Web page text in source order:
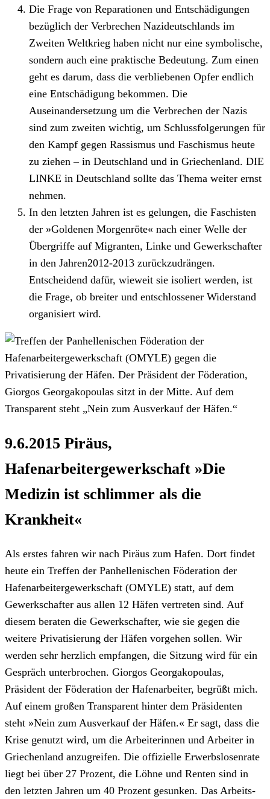
Die Frage von Reparationen und Entschädigungen
bezüglich der Verbrechen Nazideutschlands im
Zweiten Weltkrieg haben nicht nur eine symbolische,
sondern auch eine praktische Bedeutung. Zum einen
geht es darum, dass die verbliebenen Opfer endlich
eine Entschädigung bekommen. Die
Auseinandersetzung um die Verbrechen der Nazis
sind zum zweiten wichtig, um Schlussfolgerungen für
den Kampf gegen Rassismus und Faschismus heute
zu ziehen – in Deutschland und in Griechenland. DIE
LINKE in Deutschland sollte das Thema weiter ernst
nehmen.
In den letzten Jahren ist es gelungen, die Faschisten
der »Goldenen Morgenröte« nach einer Welle der
Übergriffe auf Migranten, Linke und Gewerkschafter
in den Jahren2012-2013 zurückzudrängen.
Entscheidend dafür, wieweit sie isoliert werden, ist
die Frage, ob breiter und entschlossener Widerstand
organisiert wird.
9.6.2015 Piräus,
Hafenarbeitergewerkschaft »Die
Medizin ist schlimmer als die
Krankheit«
Als erstes fahren wir nach Piräus zum Hafen. Dort findet
heute ein Treffen der Panhellenischen Föderation der
Hafenarbeitergewerkschaft (OMYLE) statt, auf dem
Gewerkschafter aus allen 12 Häfen vertreten sind. Auf
diesem beraten die Gewerkschafter, wie sie gegen die
weitere Privatisierung der Häfen vorgehen sollen. Wir
werden sehr herzlich empfangen, die Sitzung wird für ein
Gespräch unterbrochen. Giorgos Georgakopoulas,
Präsident der Föderation der Hafenarbeiter, begrüßt mich.
Auf einem großen Transparent hinter dem Präsidenten
steht »Nein zum Ausverkauf der Häfen.« Er sagt, dass die
Krise genutzt wird, um die Arbeiterinnen und Arbeiter in
Griechenland anzugreifen. Die offizielle Erwerbslosenrate
liegt bei über 27 Prozent, die Löhne und Renten sind in
den letzten Jahren um 40 Prozent gesunken. Das Arbeits-